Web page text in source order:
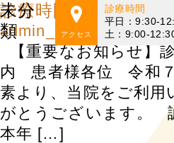
アクセス
診療時間
平日：9:30-
土：9:00-
未分
類
診療時間変更のお知
admin_kubokura-dc |
【重要なお知らせ】
内 患者様各位 令和
素より、当院をご利用
がとうございます。
本年 […]